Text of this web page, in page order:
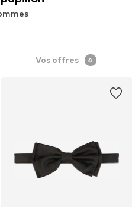
Vos offres 4